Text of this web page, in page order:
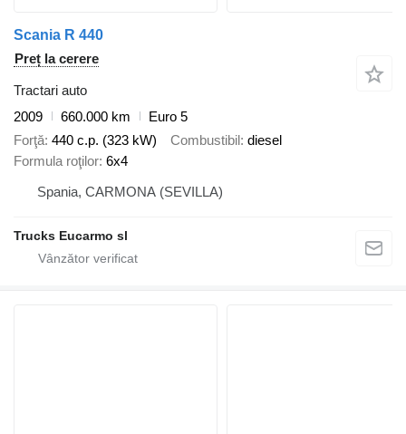
Scania R 440
Preț la cerere
Tractari auto
2009
660.000 km
Euro 5
Forţă 440 c.p. (323 kW) Combustibil diesel
Formula roţilor 6x4
Spania, CARMONA (SEVILLA)
Trucks Eucarmo sl